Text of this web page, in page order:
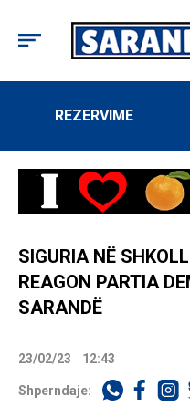
REZERVIME
SIGURIA NË
REAGON PARTIA
SARANDË
23/02/23 12:43
Shperndaje: